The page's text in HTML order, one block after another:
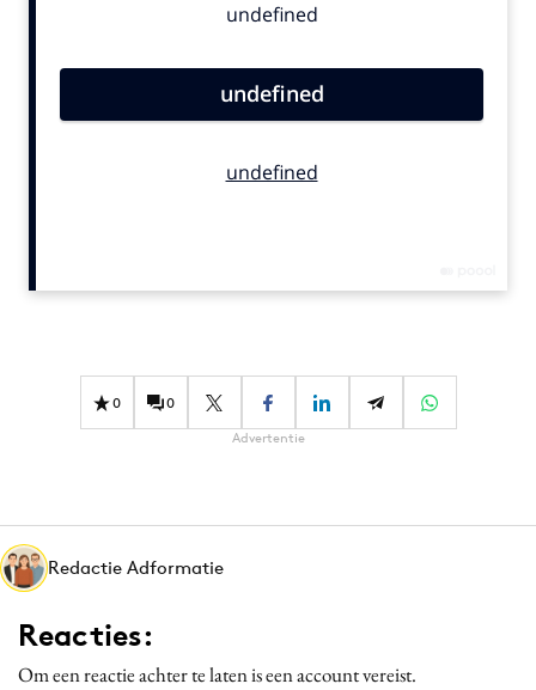
Contentmarketing
Effectiviteit
Gedragsverandering
Martech
Media
Merkstrategie
Programmatic
0 0
Advertentie
Redactie Adformatie
Reacties:
Om een reactie achter te laten is een account vereist.